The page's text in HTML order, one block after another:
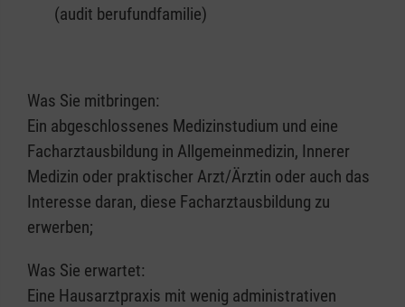
(audit berufundfamilie)
Was Sie mitbringen:
Ein abgeschlossenes Medizinstudium und eine
Facharztausbildung in Allgemeinmedizin, Innerer
Medizin oder praktischer Arzt/Ärztin oder auch das
Interesse daran, diese Facharztausbildung zu
erwerben;
Was Sie erwartet:
Eine Hausarztpraxis mit wenig administrativen